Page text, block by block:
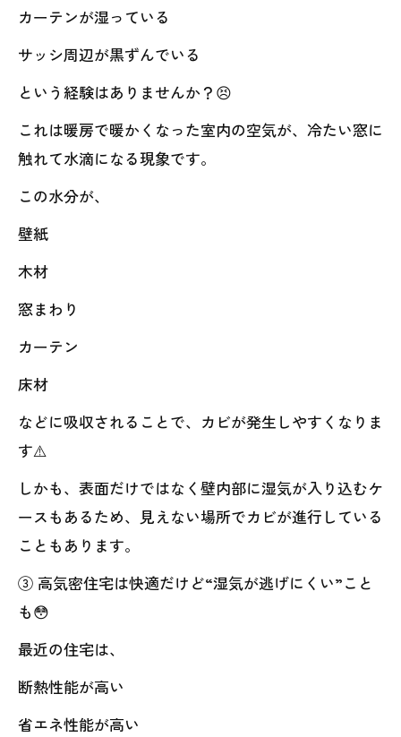
カーテンが湿っている
サッシ周辺が黒ずんでいる
という経験はありませんか？😣
これは暖房で暖かくなった室内の空気が、冷たい窓に
触れて水滴になる現象です。
この水分が、
壁紙
木材
窓まわり
カーテン
床材
などに吸収されることで、カビが発生しやすくなりま
す⚠️
しかも、表面だけではなく壁内部に湿気が入り込むケ
ースもあるため、見えない場所でカビが進行している
こともあります。
③ 高気密住宅は快適だけど“湿気が逃げにくい”こと
も😳
最近の住宅は、
断熱性能が高い
省エネ性能が高い